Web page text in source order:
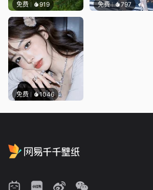
免费 919 免费 797
免费 1046